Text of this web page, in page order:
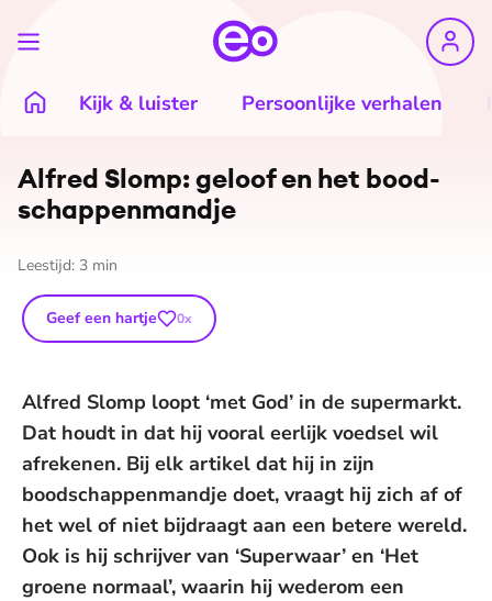
Kijk & luister Persoonlijke verhalen
Alfred Slomp: geloof en het bood­
schap­pen­mand­je
Leestijd: 3 min
Geef een hartje 0x
Alfred Slomp loopt ‘met God’ in de supermarkt.
Dat houdt in dat hij vooral eerlijk voedsel wil
afrekenen. Bij elk artikel dat hij in zijn
boodschappenmandje doet, vraagt hij zich af of
het wel of niet bijdraagt aan een betere wereld.
Ook is hij schrijver van ‘Superwaar’ en ‘Het
groene normaal’, waarin hij wederom een